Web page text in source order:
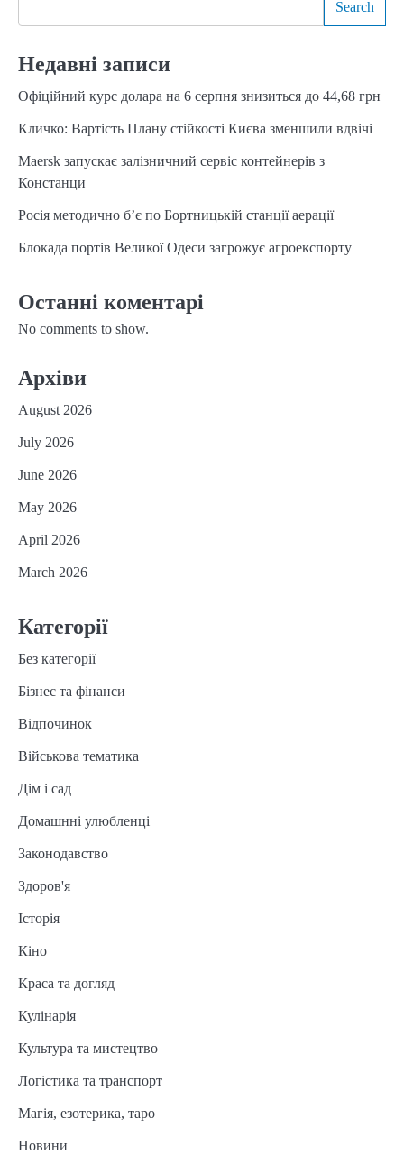
Search
Недавні записи
Офіційний курс долара на 6 серпня знизиться до 44,68 грн
Кличко: Вартість Плану стійкості Києва зменшили вдвічі
Maersk запускає залізничний сервіс контейнерів з
Констанци
Росія методично б’є по Бортницькій станції аерації
Блокада портів Великої Одеси загрожує агроекспорту
Останні коментарі
No comments to show.
Архіви
August 2026
July 2026
June 2026
May 2026
April 2026
March 2026
Категорії
Без категорії
Бізнес та фінанси
Відпочинок
Військова тематика
Дім і сад
Домашнні улюбленці
Законодавство
Здоров'я
Історія
Кіно
Краса та догляд
Кулінарія
Культура та мистецтво
Логістика та транспорт
Магія, езотерика, таро
Новини